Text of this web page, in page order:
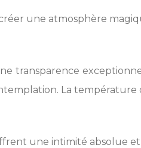
une atmosphère
transparence
La température
une intimité absolue